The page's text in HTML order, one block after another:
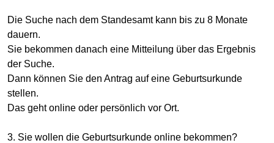
Die Suche nach dem Standesamt kann bis zu 8 Monate
dauern.
Sie bekommen danach eine Mitteilung über das Ergebnis
der Suche.
Dann können Sie den Antrag auf eine Geburtsurkunde
stellen.
Das geht online oder persönlich vor Ort.
3. Sie wollen die Geburtsurkunde online bekommen?